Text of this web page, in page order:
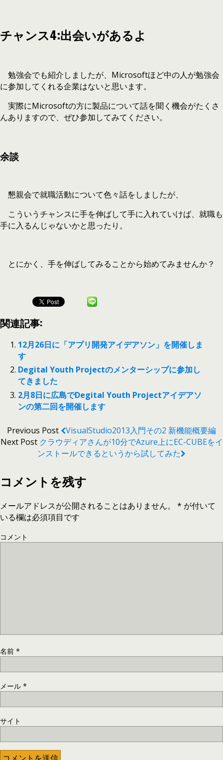
チャンス4:出会いがあるよ
勉強会でも紹介しましたが、Microsoftほど中の人が勉強会
に参加してくれる企業はないと思います。
実際にMicrosoftの方に製品について話を聞く機会がたくさ
んありますので、ぜひ参加してみてください。
余談
懇親会で就職活動について色々話をしましたが、
こういうチャンスに手を伸ばして手に入れていけば、就職も
手に入るんじゃないかと思ったり。
とにかく、手を伸ばしてみることから始めてみませんか？
関連記事:
12月26日に「アプリ開発アイデアソン」を開催しま
す
Degital Youth Projectのメンターシップに参加し
てきました
2月8日に広島でDegital Youth Projectアイデアソ
ンの第二回を開催します
Previous Post
VisualStudio2013入門その2 新機能概要編
Next Post クラウディアさんが10分でAzure上にEC-CUBEをイ
ンストールできるというから試してみた
コメントを残す
メールアドレスが公開されることはありません。 * が付いて
いる欄は必須項目です
コメント
名前 *
メール *
サイト